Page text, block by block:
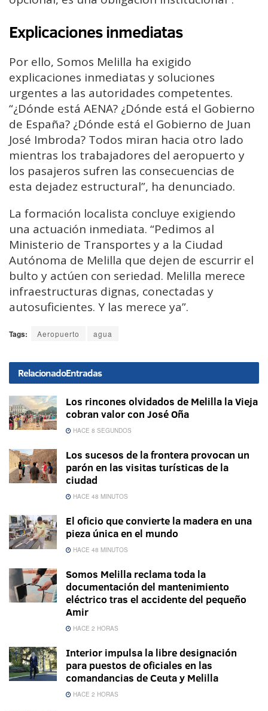
Explicaciones inmediatas
Por ello, Somos Melilla ha exigido
explicaciones inmediatas y soluciones
urgentes a las autoridades competentes.
“¿Dónde está AENA? ¿Dónde está el Gobierno
de España? ¿Dónde está el Gobierno de Juan
José Imbroda? Todos miran hacia otro lado
mientras los trabajadores del aeropuerto y
los pasajeros sufren las consecuencias de
esta dejadez estructural”, ha denunciado.
La formación localista concluye exigiendo
una actuación inmediata. “Pedimos al
Ministerio de Transportes y a la Ciudad
Autónoma de Melilla que dejen de escurrir el
bulto y actúen con seriedad. Melilla merece
infraestructuras dignas, conectadas y
autosuficientes. Y las merece ya”.
Tags: Aeropuerto agua
RelacionadoEntradas
Los rincones olvidados de Melilla la Vieja
cobran valor con José Oña
HACE 8 SEGUNDOS
Los sucesos de la frontera provocan un
parón en las visitas turísticas de la
ciudad
HACE 48 MINUTOS
El oficio que convierte la madera en una
pieza única en el mundo
HACE 48 MINUTOS
Somos Melilla reclama toda la
documentación del mantenimiento
eléctrico tras el accidente del pequeño
Amir
HACE 2 HORAS
Interior impulsa la libre designación
para puestos de oficiales en las
comandancias de Ceuta y Melilla
HACE 2 HORAS